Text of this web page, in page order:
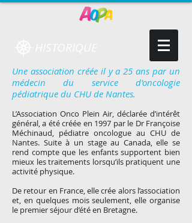
Une association créée il y a 25 ans par un
médecin du service d'oncologie
pédiatrique du CHU de Nantes.
L’Association Onco Plein Air, déclarée d’intérêt
général, a été créée en 1997 par le Dr Françoise
Méchinaud, pédiatre oncologue au CHU de
Nantes. Suite à un stage au Canada, elle se
rend compte que les enfants supportent bien
mieux les traitements lorsqu’ils pratiquent une
activité physique.
De retour en France, elle crée alors l’association
et, en quelques mois seulement, elle organise
le premier séjour d’été en Bretagne.